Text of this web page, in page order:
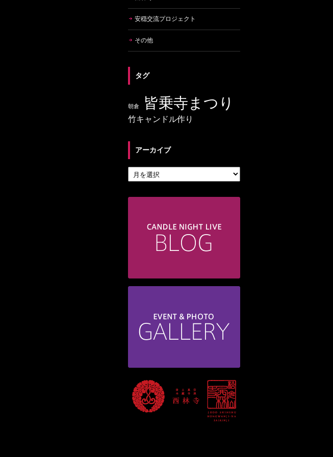
安穏交流プロジェクト
その他
タグ
朝倉 皆乗寺まつり
竹キャンドル作り
アーカイブ
アーカイブ